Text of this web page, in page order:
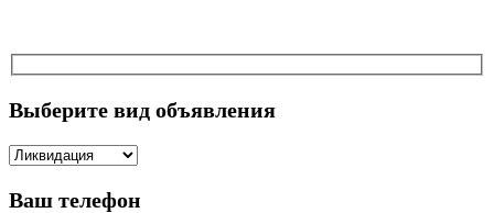
Выберите вид объявления
Ваш телефон